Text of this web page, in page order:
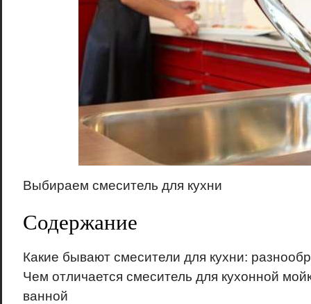
Выбираем смеситель для кухни
Содержание
Какие бывают смесители для кухни:
Чем отличается смеситель для кухонной
ванной